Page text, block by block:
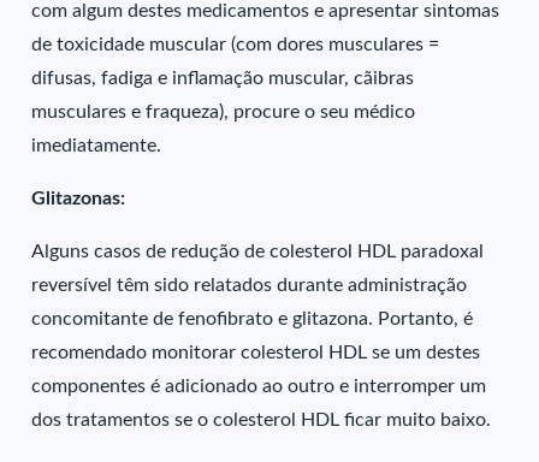
com algum destes medicamentos e apresentar sintomas
de toxicidade muscular (com dores musculares =
difusas, fadiga e inflamação muscular, cãibras
musculares e fraqueza), procure o seu médico
imediatamente.
Glitazonas:
Alguns casos de redução de colesterol HDL paradoxal
reversível têm sido relatados durante administração
concomitante de fenofibrato e glitazona. Portanto, é
recomendado monitorar colesterol HDL se um destes
componentes é adicionado ao outro e interromper um
dos tratamentos se o colesterol HDL ficar muito baixo.